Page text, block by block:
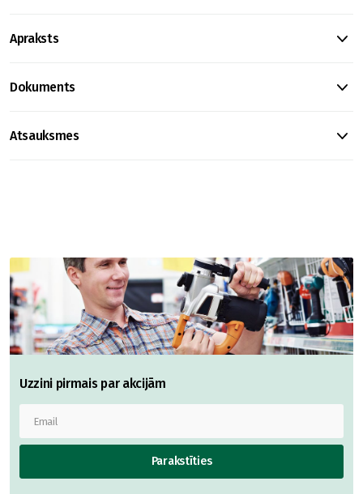
Apraksts
Dokuments
Atsauksmes
Uzzini pirmais par akcijām
Parakstīties